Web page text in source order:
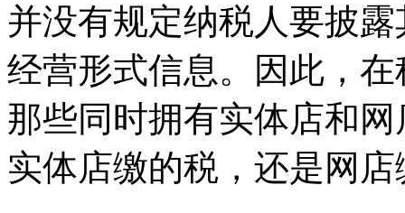
并没有规定纳税人要披
经营形式信息。因此，
那些同时拥有实体店和
实体店缴的税，还是网